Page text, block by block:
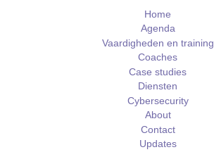
Home
Agenda
Vaardigheden en training
Coaches
Case studies
Diensten
Cybersecurity
About
Contact
Updates